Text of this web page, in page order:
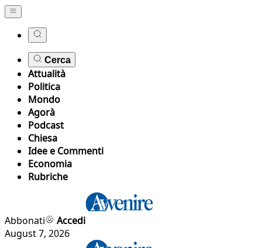
Cerca
Attualità
Politica
Mondo
Agorà
Podcast
Chiesa
Idee e Commenti
Economia
Rubriche
Abbonati
Accedi
August 7, 2026